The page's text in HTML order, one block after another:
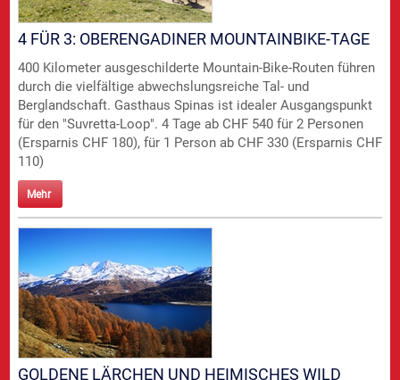
4 FÜR 3: OBERENGADINER MOUNTAINBIKE-TAGE
400 Kilometer ausgeschilderte Mountain-Bike-Routen führen
durch die vielfältige abwechslungsreiche Tal- und
Berglandschaft. Gasthaus Spinas ist idealer Ausgangspunkt
für den "Suvretta-Loop". 4 Tage ab CHF 540 für 2 Personen
(Ersparnis CHF 180), für 1 Person ab CHF 330 (Ersparnis CHF
110)
Mehr
GOLDENE LÄRCHEN UND HEIMISCHES WILD